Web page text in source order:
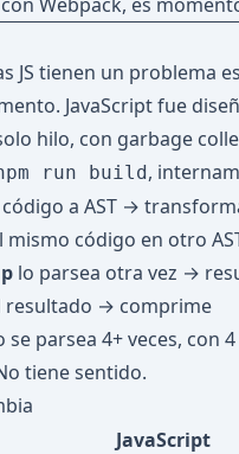
JS tienen un problema
JavaScript fue
hilo, con garbage
run build,
código a AST →
mismo código en otro
lo parsea otra vez →
resultado → comprime
se parsea 4+ veces,
tiene sentido.
JavaScript